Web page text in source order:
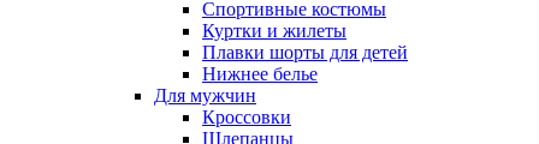
Спортивные костюмы
Куртки и жилеты
Плавки шорты для детей
Нижнее белье
Для мужчин
Кроссовки
Шлепанцы